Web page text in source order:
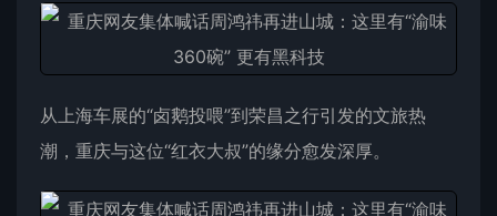
从上海车展的“卤鹅投喂”到荣昌之行引发的文旅热
潮，重庆与这位“红衣大叔”的缘分愈发深厚。